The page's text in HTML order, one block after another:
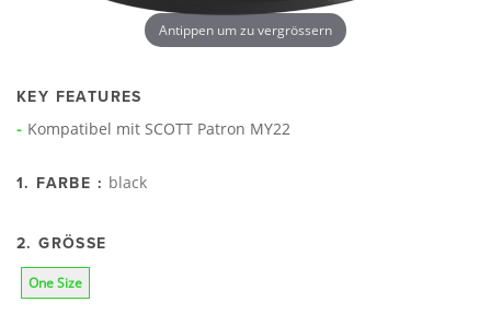
Antippen um zu vergrössern
KEY FEATURES
Kompatibel mit SCOTT Patron MY22
1. FARBE : black
2. GRÖSSE
One Size